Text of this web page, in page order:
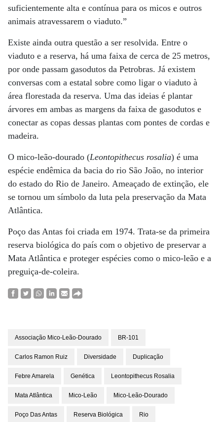
suficientemente alta e contínua para os micos e outros
animais atravessarem o viaduto.”
Existe ainda outra questão a ser resolvida. Entre o
viaduto e a reserva, há uma faixa de cerca de 25 metros,
por onde passam gasodutos da Petrobras. Já existem
conversas com a estatal sobre como ligar o viaduto à
área florestada da reserva. Uma das ideias é plantar
árvores em ambas as margens da faixa de gasodutos e
conectar as copas dessas plantas com pontes de cordas e
madeira.
O mico-leão-dourado (Leontopithecus rosalia) é uma
espécie endêmica da bacia do rio São João, no interior
do estado do Rio de Janeiro. Ameaçado de extinção, ele
se tornou um símbolo da luta pela preservação da Mata
Atlântica.
Poço das Antas foi criada em 1974. Trata-se da primeira
reserva biológica do país com o objetivo de preservar a
Mata Atlântica e proteger espécies como o mico-leão e a
preguiça-de-coleira.
Associação Mico-Leão-Dourado BR-101
Carlos Ramon Ruiz Diversidade Duplicação
Febre Amarela Genética Leontopithecus Rosalia
Mata Atlântica Mico-Leão Mico-Leão-Dourado
Poço Das Antas Reserva Biológica Rio